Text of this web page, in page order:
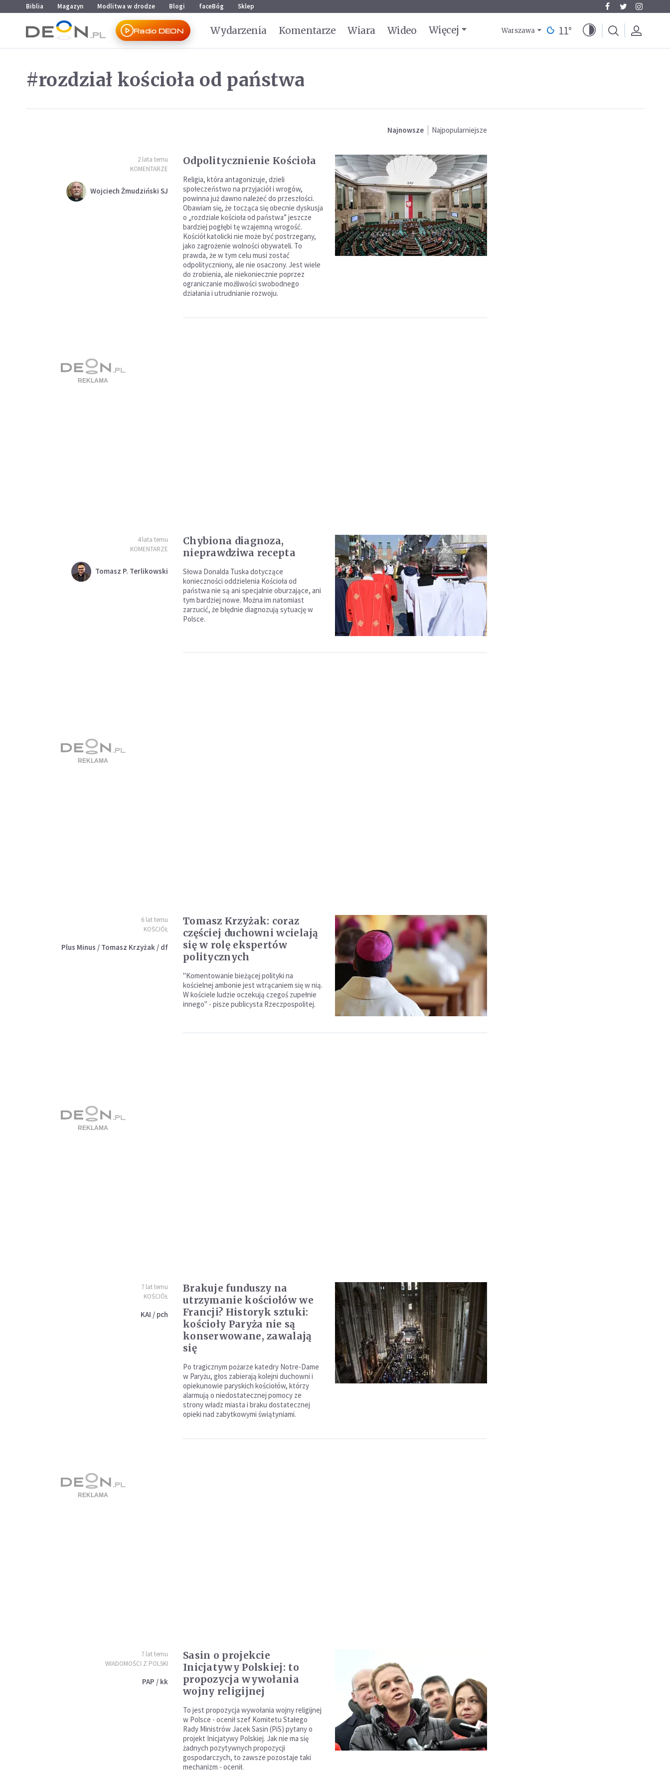
Przejdź do menu głównego
Przejdź do treści
Biblia Magazyn Modlitwa w drodze Blogi faceBóg Sklep
Radio DEON Wydarzenia Komentarze Wiara Wideo Więcej Warszawa 11°
#rozdział kościoła od państwa
Najnowsze Najpopularniejsze
2 lata temu
KOMENTARZE
Wojciech Żmudziński SJ
Odpolitycznienie Kościoła
Religia, która antagonizuje, dzieli
społeczeństwo na przyjaciół i wrogów,
powinna już dawno należeć do przeszłości.
Obawiam się, że tocząca się obecnie dyskusja
o „rozdziale kościoła od państwa” jeszcze
bardziej pogłębi tę wzajemną wrogość.
Kościół katolicki nie może być postrzegany,
jako zagrożenie wolności obywateli. To
prawda, że w tym celu musi zostać
odpolityczniony, ale nie osaczony. Jest wiele
do zrobienia, ale niekoniecznie poprzez
ograniczanie możliwości swobodnego
działania i utrudnianie rozwoju.
4 lata temu
KOMENTARZE
Tomasz P. Terlikowski
Chybiona diagnoza,
nieprawdziwa recepta
Słowa Donalda Tuska dotyczące
konieczności oddzielenia Kościoła od
państwa nie są ani specjalnie oburzające, ani
tym bardziej nowe. Można im natomiast
zarzucić, że błędnie diagnozują sytuację w
Polsce.
6 lat temu
KOŚCIÓŁ
Plus Minus / Tomasz Krzyżak / df
Tomasz Krzyżak: coraz
częściej duchowni wcielają
się w rolę ekspertów
politycznych
"Komentowanie bieżącej polityki na
kościelnej ambonie jest wtrącaniem się w nią.
W kościele ludzie oczekują czegoś zupełnie
innego" - pisze publicysta Rzeczpospolitej.
7 lat temu
KOŚCIÓŁ
KAI / pch
Brakuje funduszy na
utrzymanie kościołów we
Francji? Historyk sztuki:
kościoły Paryża nie są
konserwowane, zawalają
się
Po tragicznym pożarze katedry Notre-Dame
w Paryżu, głos zabierają kolejni duchowni i
opiekunowie paryskich kościołów, którzy
alarmują o niedostatecznej pomocy ze
strony władz miasta i braku dostatecznej
opieki nad zabytkowymi świątyniami.
7 lat temu
WIADOMOŚCI Z POLSKI
PAP / kk
Sasin o projekcie
Inicjatywy Polskiej: to
propozycja wywołania
wojny religijnej
To jest propozycja wywołania wojny religijnej
w Polsce - ocenił szef Komitetu Stałego
Rady Ministrów Jacek Sasin (PiS) pytany o
projekt Inicjatywy Polskiej. Jak nie ma się
żadnych pozytywnych propozycji
gospodarczych, to zawsze pozostaje taki
mechanizm - ocenił.